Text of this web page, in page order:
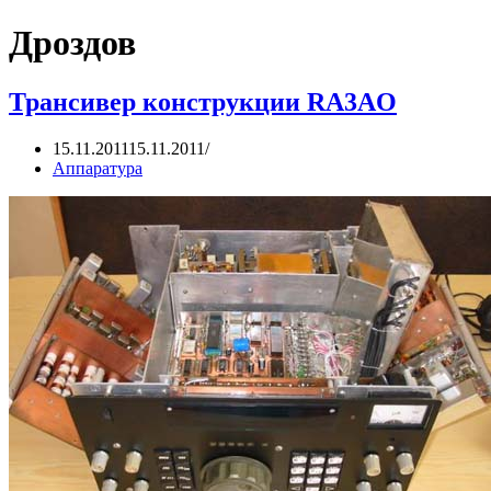
Дроздов
Трансивер конструкции RA3AO
15.11.201115.11.2011
Аппаратура